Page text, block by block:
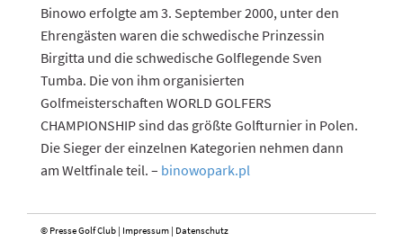
Binowo erfolgte am 3. September 2000, unter den
Ehrengästen waren die schwedische Prinzessin
Birgitta und die schwedische Golflegende Sven
Tumba. Die von ihm organisierten
Golfmeisterschaften WORLD GOLFERS
CHAMPIONSHIP sind das größte Golfturnier in Polen.
Die Sieger der einzelnen Kategorien nehmen dann
am Weltfinale teil. – binowopark.pl
© Presse Golf Club | Impressum | Datenschutz